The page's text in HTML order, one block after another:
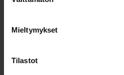
Mieltymykset
Tilastot
4.8.2026 16:55